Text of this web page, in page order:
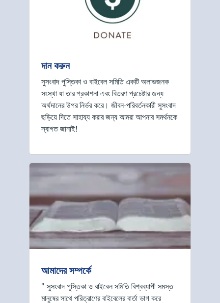
দান করুন
সুসংবাদ পুস্তিকা ও বাইবেল সমিতি একটি অলাভজনক
সংস্থা যা তার প্রকাশনা এবং বিতরণ প্রচেষ্টার জন্য
অর্থদানের উপর নির্ভর করে। জীবন-পরিবর্তনকারী সুসংবাদ
ছড়িয়ে দিতে সাহায্য করার জন্য আমরা আপনার সমর্থনকে
স্বাগত জানাই!
আমাদের সম্পর্কে
" সুসংবাদ পুস্তিকা ও বাইবেল সমিতি বিশ্বব্যাপী সমস্ত
মানুষের সাথে পরিত্রাণের বাইবেলের বার্তা ভাগ করে